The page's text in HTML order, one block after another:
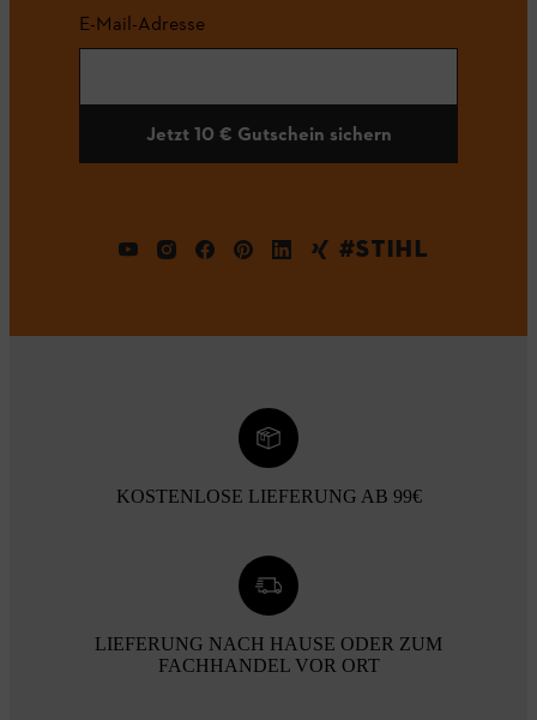
E-Mail-Adresse
Jetzt 10 € Gutschein sichern
#STIHL
KOSTENLOSE LIEFERUNG AB 99€
LIEFERUNG NACH HAUSE ODER ZUM
FACHHANDEL VOR ORT